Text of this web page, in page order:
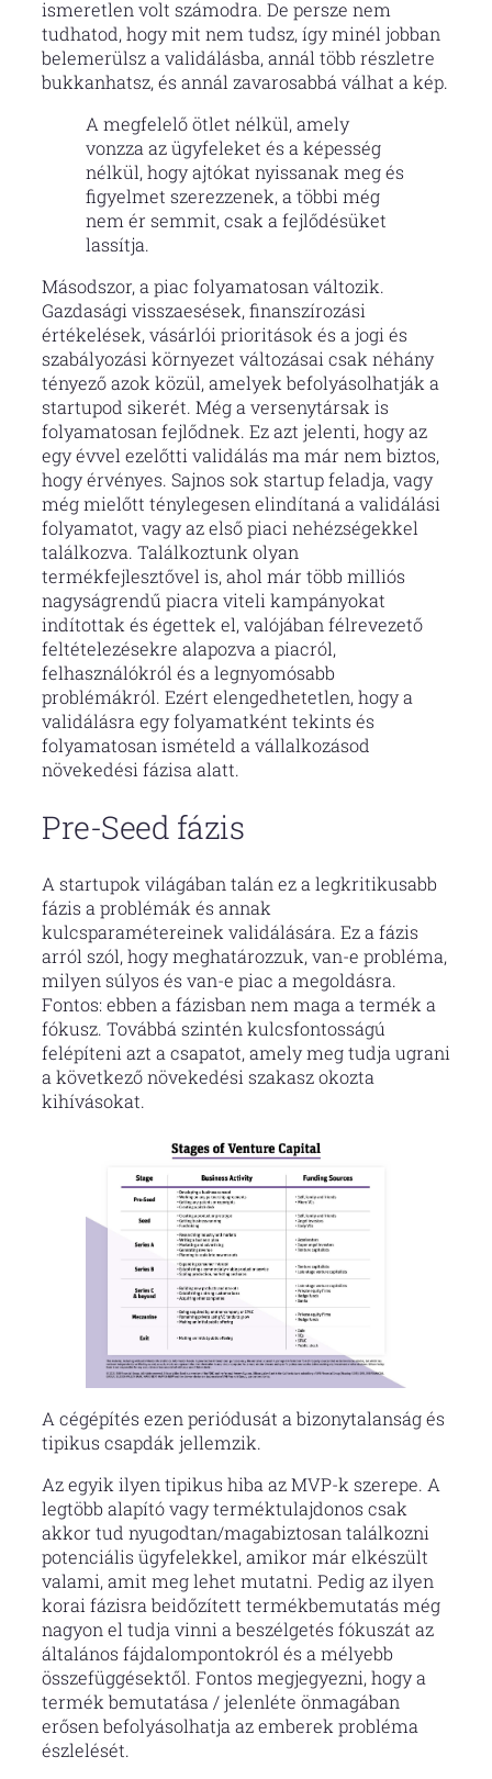
ismeretlen volt számodra. De persze nem
tudhatod, hogy mit nem tudsz, így minél jobban
belemerülsz a validálásba, annál több részletre
bukkanhatsz, és annál zavarosabbá válhat a kép.
A megfelelő ötlet nélkül, amely
vonzza az ügyfeleket és a képesség
nélkül, hogy ajtókat nyissanak meg és
figyelmet szerezzenek, a többi még
nem ér semmit, csak a fejlődésüket
lassítja.
Másodszor, a piac folyamatosan változik.
Gazdasági visszaesések, finanszírozási
értékelések, vásárlói prioritások és a jogi és
szabályozási környezet változásai csak néhány
tényező azok közül, amelyek befolyásolhatják a
startupod sikerét. Még a versenytársak is
folyamatosan fejlődnek. Ez azt jelenti, hogy az
egy évvel ezelőtti validálás ma már nem biztos,
hogy érvényes. Sajnos sok startup feladja, vagy
még mielőtt ténylegesen elindítaná a validálási
folyamatot, vagy az első piaci nehézségekkel
találkozva. Találkoztunk olyan
termékfejlesztővel is, ahol már több milliós
nagyságrendű piacra viteli kampányokat
indítottak és égettek el, valójában félrevezető
feltételezésekre alapozva a piacról,
felhasználókról és a legnyomósabb
problémákról. Ezért elengedhetetlen, hogy a
validálásra egy folyamatként tekints és
folyamatosan ismételd a vállalkozásod
növekedési fázisa alatt.
Pre-Seed fázis
A startupok világában talán ez a legkritikusabb
fázis a problémák és annak
kulcsparamétereinek validálására. Ez a fázis
arról szól, hogy meghatározzuk, van-e probléma,
milyen súlyos és van-e piac a megoldásra.
Fontos: ebben a fázisban nem maga a termék a
fókusz. Továbbá szintén kulcsfontosságú
felépíteni azt a csapatot, amely meg tudja ugrani
a következő növekedési szakasz okozta
kihívásokat.
A cégépítés ezen periódusát a bizonytalanság és
tipikus csapdák jellemzik.
Az egyik ilyen tipikus hiba az MVP-k szerepe. A
legtöbb alapító vagy terméktulajdonos csak
akkor tud nyugodtan/magabiztosan találkozni
potenciális ügyfelekkel, amikor már elkészült
valami, amit meg lehet mutatni. Pedig az ilyen
korai fázisra beidőzített termékbemutatás még
nagyon el tudja vinni a beszélgetés fókuszát az
általános fájdalompontokról és a mélyebb
összefüggésektől. Fontos megjegyezni, hogy a
termék bemutatása / jelenléte önmagában
erősen befolyásolhatja az emberek probléma
észlelését.